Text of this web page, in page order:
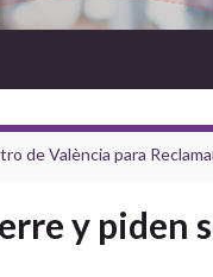
de València para
y piden